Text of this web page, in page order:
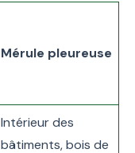
Mérule pleureuse
Intérieur des
bâtiments, bois de